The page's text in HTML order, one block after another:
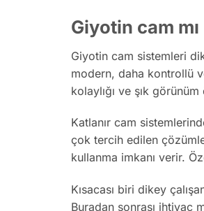
Giyotin cam
Giyotin cam sistemleri
modern, daha kontrollü
kolaylığı ve şık
Katlanır cam
çok tercih edilen
kullanma imkanı verir.
Kısacası biri dikey
Buradan sonrası ihtiyaç